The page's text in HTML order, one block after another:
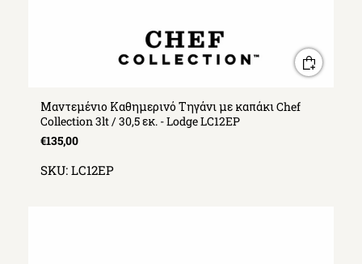
Μαντεμένιο Καθημερινό Τηγάνι με καπάκι Chef
Collection 3lt / 30,5 εκ. - Lodge LC12EP
€135,00
SKU: LC12EP